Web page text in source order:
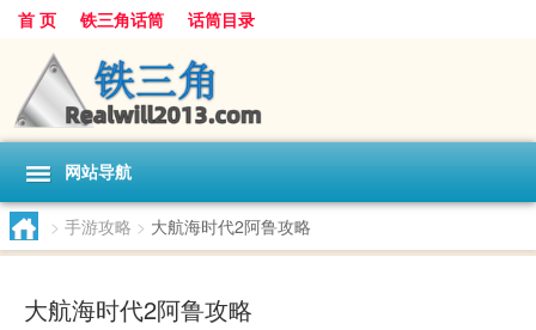
首 页 铁三角话筒 话筒目录
网站导航
> 手游攻略 > 大航海时代2阿鲁攻略
大航海时代2阿鲁攻略